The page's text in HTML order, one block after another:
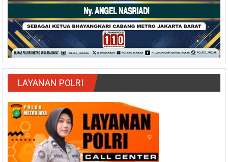
LAYANAN POLRI